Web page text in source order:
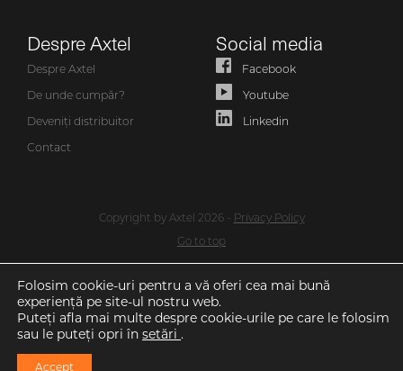
Despre Axtel
Despre Axtel
De unde cumpăr?
Deveniți distribuitor
Contact
Social media
Facebook
Youtube
Linkedin
Copyright by Axtel 2026 - Privacy Policy
Go to top
Folosim cookie-uri pentru a vă oferi cea mai bună
experiență pe site-ul nostru web.
Puteți afla mai multe despre cookie-urile pe care le folosim
sau le puteți opri în setări .
Accept